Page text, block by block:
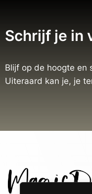
Schrijf je in
Blijf op de hoogte en
Uiteraard kan je, je